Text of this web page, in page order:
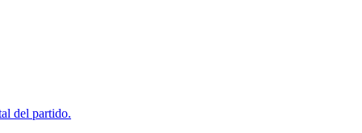
del partido.